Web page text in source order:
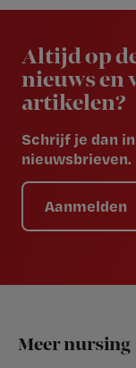
Altijd op
nieuws en
artikelen?
Schrijf je dan
nieuwsbrieven.
Aanmelden
Footer
Meer nursing